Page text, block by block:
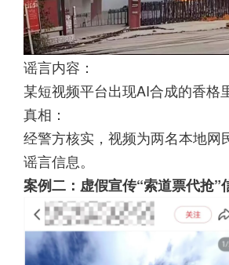
谣言内容：
某短视频平台出现AI合成的香格
真相：
经警方核实，视频为两名本地网
谣言信息。
案例二：虚假宣传“索道票代抢”